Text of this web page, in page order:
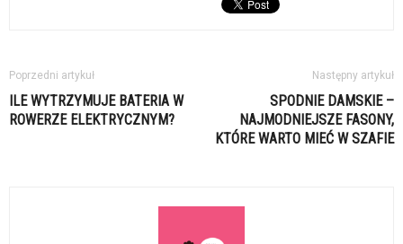
Poprzedni artykuł
ILE WYTRZYMUJE BATERIA W
ROWERZE ELEKTRYCZNYM?
Następny artykuł
SPODNIE DAMSKIE –
NAJMODNIEJSZE FASONY,
KTÓRE WARTO MIEĆ W SZAFIE